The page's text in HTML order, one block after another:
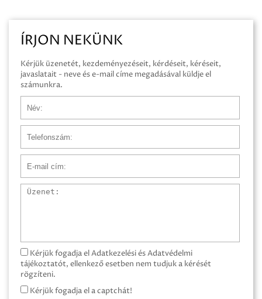
ÍRJON NEKÜNK
Kérjük üzenetét, kezdeményezéseit, kérdéseit, kéréseit,
javaslatait - neve és e-mail címe megadásával küldje el
számunkra.
Üzenet
Kérjük fogadja el Adatkezelési és Adatvédelmi
tájékoztatót, ellenkező esetben nem tudjuk a kérését
rögzíteni.
Kérjük fogadja el a captchát!